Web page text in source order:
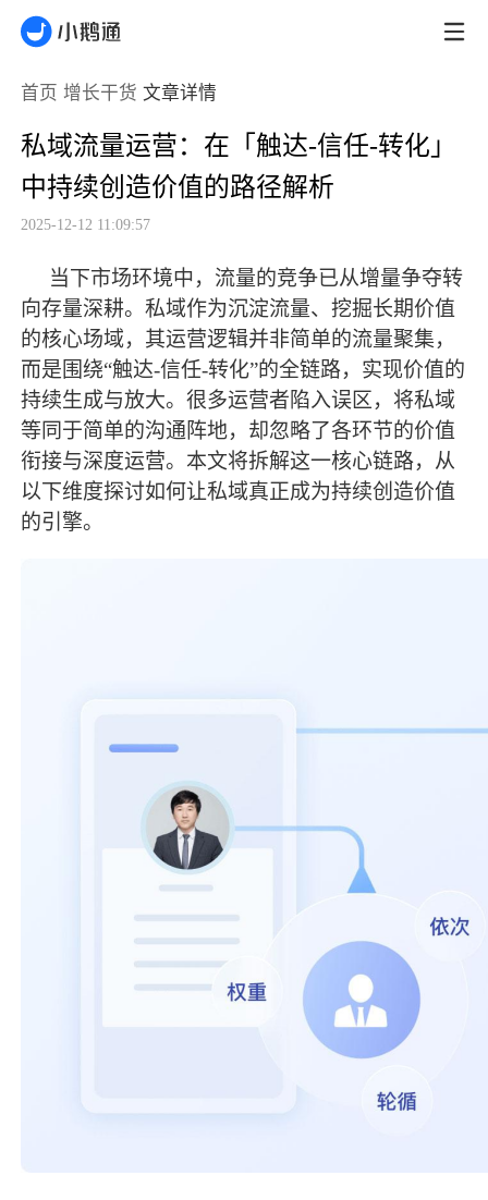
首页 增长干货 文章详情
私域流量运营：在「触达-信任-转化」
中持续创造价值的路径解析
2025-12-12 11:09:57
当下市场环境中，流量的竞争已从增量争夺转
向存量深耕。私域作为沉淀流量、挖掘长期价值
的核心场域，其运营逻辑并非简单的流量聚集，
而是围绕“触达-信任-转化”的全链路，实现价值的
持续生成与放大。很多运营者陷入误区，将私域
等同于简单的沟通阵地，却忽略了各环节的价值
衔接与深度运营。本文将拆解这一核心链路，从
以下维度探讨如何让私域真正成为持续创造价值
的引擎。